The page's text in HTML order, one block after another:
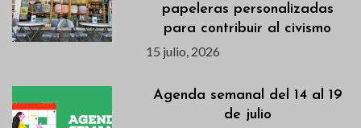
papeleras personalizadas
para contribuir al civismo
15 julio, 2026
Agenda semanal del 14 al 19
de julio